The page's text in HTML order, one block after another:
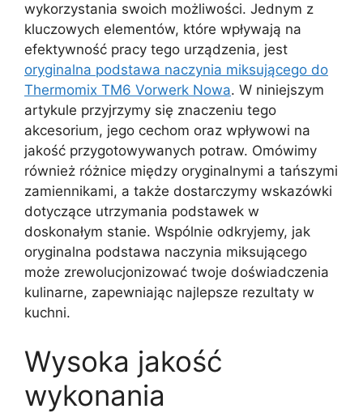
wykorzystania swoich możliwości. Jednym z
kluczowych elementów, które wpływają na
efektywność pracy tego urządzenia, jest
oryginalna podstawa naczynia miksującego do
Thermomix TM6 Vorwerk Nowa. W niniejszym
artykule przyjrzymy się znaczeniu tego
akcesorium, jego cechom oraz wpływowi na
jakość przygotowywanych potraw. Omówimy
również różnice między oryginalnymi a tańszymi
zamiennikami, a także dostarczymy wskazówki
dotyczące utrzymania podstawek w
doskonałym stanie. Wspólnie odkryjemy, jak
oryginalna podstawa naczynia miksującego
może zrewolucjonizować twoje doświadczenia
kulinarne, zapewniając najlepsze rezultaty w
kuchni.
Wysoka jakość
wykonania